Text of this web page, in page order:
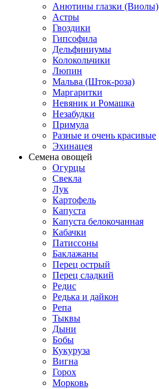
Анютины глазки (Виолы)
Астры
Гвоздики
Гипсофила
Дельфиниумы
Колокольчики
Люпин
Мальва (Шток-роза)
Маргаритки
Невяник и Ромашка
Незабудки
Примула
Разные и очень красивые
Эхинацея
Семена овощей
Огурцы
Свекла
Лук
Картофель
Капуста
Капуста белокочанная
Кабачки
Патиссоны
Баклажаны
Перец острый
Перец сладкий
Редис
Редька и дайкон
Репа
Тыквы
Дыни
Бобы
Кукуруза
Вигна
Горох
Морковь